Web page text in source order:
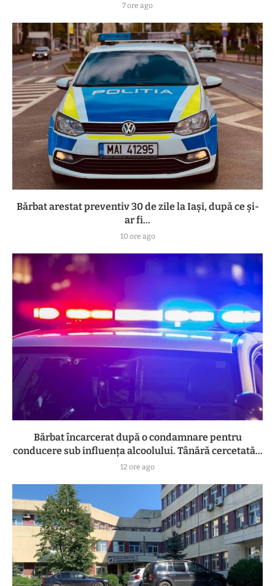
7 ore ago
Bărbat arestat preventiv 30 de zile la Iași, după ce și-
ar fi...
10 ore ago
Bărbat încarcerat după o condamnare pentru
conducere sub influența alcoolului. Tânără cercetată...
12 ore ago